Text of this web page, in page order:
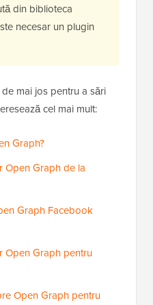
din biblioteca
necesar un plugin
mai jos pentru a sări
cel mai mult:
Graph?
Open Graph de la
Graph Facebook
Open Graph pentru
Open Graph pentru